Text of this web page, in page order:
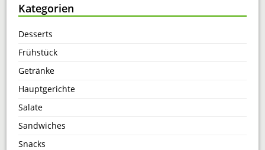
Kategorien
Desserts
Frühstück
Getränke
Hauptgerichte
Salate
Sandwiches
Snacks